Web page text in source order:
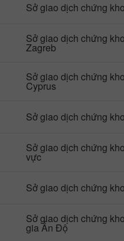
Sở giao dịch chứng
Sở giao dịch chứng
Zagreb
Sở giao dịch chứng
Cyprus
Sở giao dịch chứng
Sở giao dịch chứng
vực
Sở giao dịch chứng
Sở giao dịch chứng
gia Ấn Độ